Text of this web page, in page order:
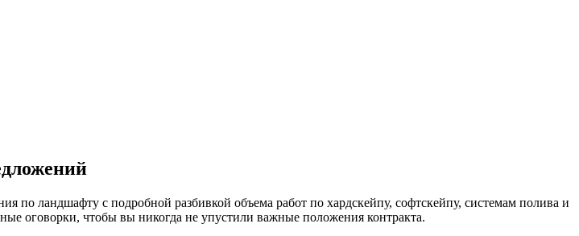
по ландшафту с подробной разбивкой объема работ по хардскейпу, софтскейпу, системам полива и
оговорки, чтобы вы никогда не упустили важные положения контракта.